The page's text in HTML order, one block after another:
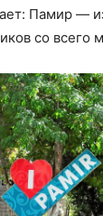
Памир —
со всего